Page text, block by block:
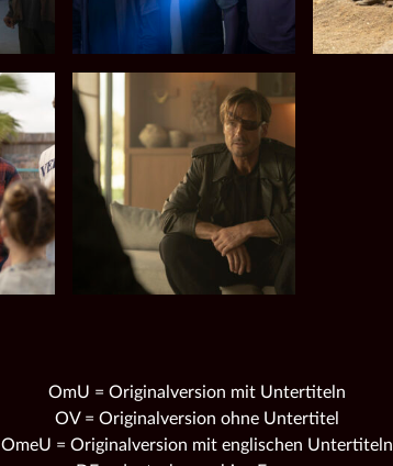
OmU = Originalversion mit Untertiteln
OV = Originalversion ohne Untertitel
OmeU = Originalversion mit englischen Untertiteln